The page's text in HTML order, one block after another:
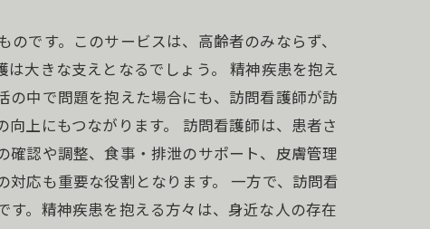
です。このサービスは、高齢者のみならず、
大きな支えとなるでしょう。 精神疾患を抱え
の中で問題を抱えた場合にも、訪問看護師が訪
上にもつながります。 訪問看護師は、患者さ
確認や調整、食事・排泄のサポート、皮膚管理
応も重要な役割となります。 一方で、訪問看
。精神疾患を抱える方々は、身近な人の存在